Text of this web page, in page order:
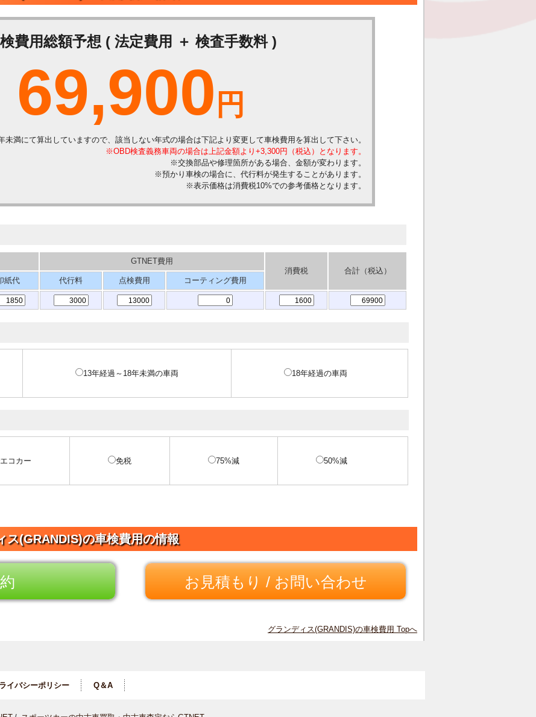
費用総額予想 ( 法定費用 ＋ 検査手数料 )
69,900 円
満にて算出していますので、該当しない年式の場合は下記より変更して車検費用を算出して下さい。
※OBD検査義務車両の場合は上記金額より+3,300円（税込）となります。
※交換部品や修理箇所がある場合、金額が変わります。
※預かり車検の場合に、代行料が発生することがあります。
※表示価格は消費税10%での参考価格となります。
GTNET費用
消費税
合計（税込）
紙代 代行料 点検費用 コーティング費用
13年経過～18年未満の車両 18年経過の車両
エコカー 免税 75%減 50%減
ス(GRANDIS)の車検費用の情報
お見積もり / お問い合わせ
グランディス(GRANDIS)の車検費用 Topへ
イバシーポリシー Q＆A